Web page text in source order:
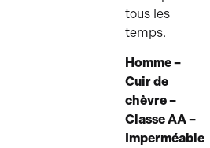
tous les
temps.
Homme –
Cuir de
chèvre –
Classe AA –
Imperméable